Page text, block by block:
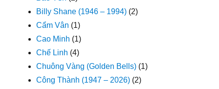
Billy Shane (1946 – 1994) (2)
Cẩm Vân (1)
Cao Minh (1)
Chế Linh (4)
Chuông Vàng (Golden Bells) (1)
Công Thành (1947 – 2026) (2)